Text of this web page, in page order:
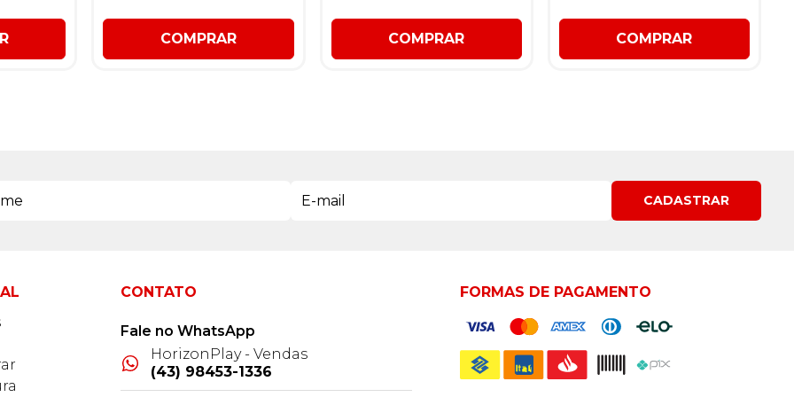
COMPRAR COMPRAR COMPRAR
CADASTRAR
CONTATO
Fale no WhatsApp
HorizonPlay - Vendas
(43) 98453-1336
FORMAS DE PAGAMENTO